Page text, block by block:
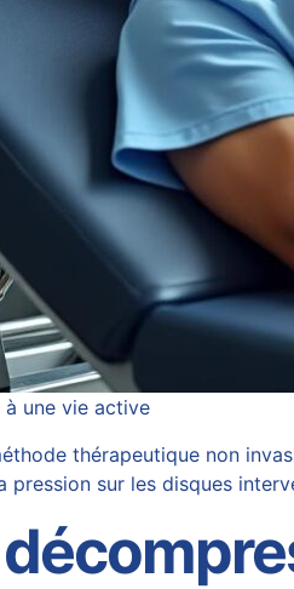
une vie active
thérapeutique non
sur les disques